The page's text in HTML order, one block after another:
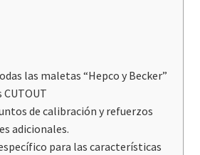
las maletas “Hepco y Becker”
CUTOUT
de calibración y refuerzos
adicionales.
para las características